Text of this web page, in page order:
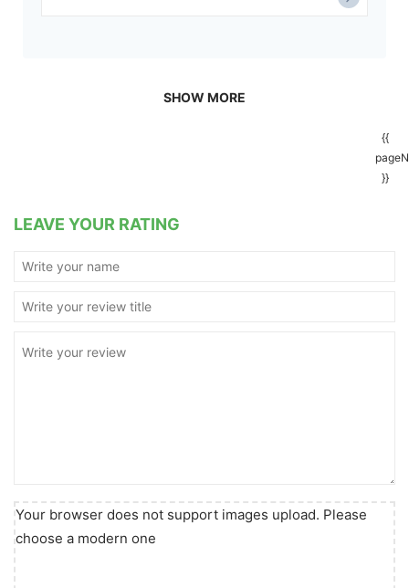
SHOW MORE
{{
}}
LEAVE YOUR RATING
Your browser does not support images upload. Please
choose a modern one